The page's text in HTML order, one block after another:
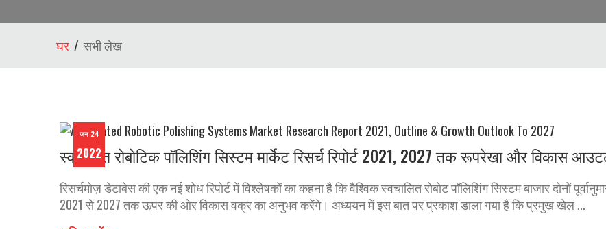
घर सभी लेख
स्वचालित रोबोटिक पॉलिशिंग सिस्टम मार्केट रिसर्च रिपोर्ट 2021, 2027 तक रूपरेखा और विकास
जन 24
2022
रिसर्चमोज़ डेटाबेस की एक नई शोध रिपोर्ट में विश्लेषकों का कहना है कि वैश्विक स्वचालित रोबोट पॉलिशिंग सिस्टम बाजार दोनों
2021 से 2027 तक ऊपर की ओर विकास वक्र का अनुभव करेंगे। अध्ययन में इस बात पर प्रकाश डाला गया है कि प्रमुख खेल ...